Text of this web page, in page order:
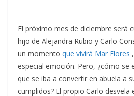
El próximo mes de diciembre será
hijo de Alejandra Rubio y Carlo
un momento que vivirá Mar Flores
especial emoción. Pero, ¿cómo se
que se iba a convertir en abuela a
cumplidos? El propio Carlo desvela